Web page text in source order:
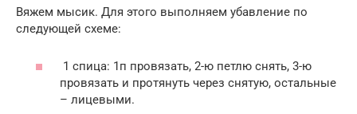
Вяжем мысик. Для этого выполняем убавление по
следующей схеме:
1 спица: 1п провязать, 2-ю петлю снять, 3-ю
провязать и протянуть через снятую, остальные
– лицевыми.